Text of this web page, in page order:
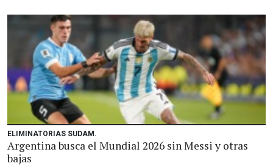
ELIMINATORIAS SUDAM.
Argentina busca el Mundial 2026 sin Messi y otras
bajas